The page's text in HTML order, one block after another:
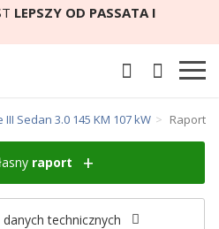
LEPSZY OD PASSATA I
Sedan 3.0 145 KM 107 kW Raport
raport
technicznych